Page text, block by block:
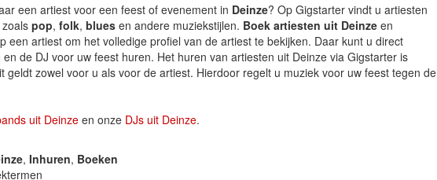
een artiest voor een feest of evenement in Deinze? Op Gigstarter vindt u artiesten
pop, folk, blues en andere muziekstijlen. Boek artiesten uit Deinze en
een artiest om het volledige profiel van de artiest te bekijken. Daar kunt u direct
de DJ voor uw feest huren. Het huren van artiesten uit Deinze via Gigstarter is
geldt zowel voor u als voor de artiest. Hierdoor regelt u muziek voor uw feest tegen de
uit Deinzeen onze DJs uit Deinze.
, Inhuren, Boeken